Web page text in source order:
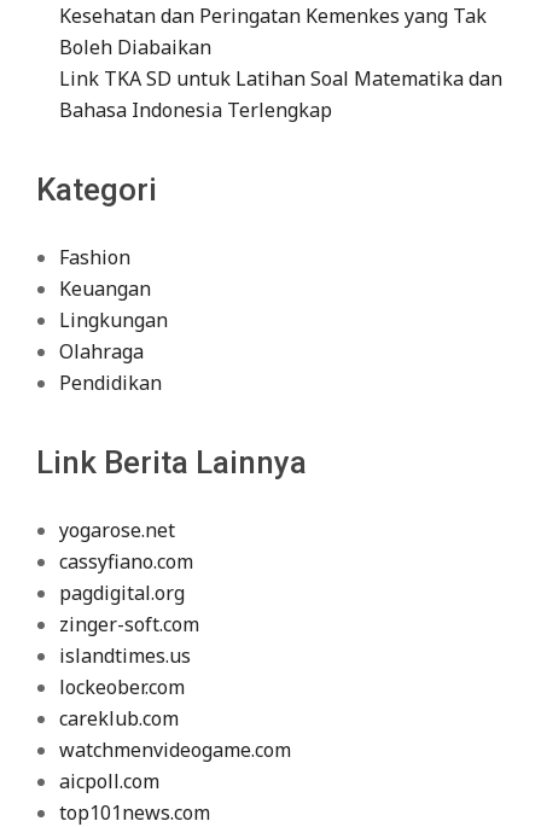
Kesehatan dan Peringatan Kemenkes yang Tak
Boleh Diabaikan
Link TKA SD untuk Latihan Soal Matematika dan
Bahasa Indonesia Terlengkap
Kategori
Fashion
Keuangan
Lingkungan
Olahraga
Pendidikan
Link Berita Lainnya
yogarose.net
cassyfiano.com
pagdigital.org
zinger-soft.com
islandtimes.us
lockeober.com
careklub.com
watchmenvideogame.com
aicpoll.com
top101news.com